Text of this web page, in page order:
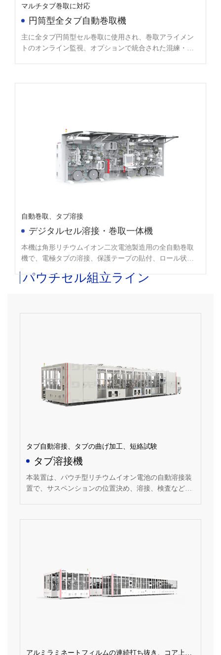
円筒型全タブ自動巻取機
トのオンライン監視、オプションで統合された混練・接
着機構、オプションでマルチタブ巻取（タブ曲げ・平坦
デジタルセル溶接・巻取一体機
本機は角形リチウムイオン二次電池製造用の全自動巻取
機で、電極タブの溶接、保護テープの貼付、ロール状の
正極・負極ウエハー及びダイアフラムの自動巻取を行
パウチセル組立ライン
タブ自動溶接、タブの曲げ加工、短絡試験
タブ溶接機
本装置は、パウチ型リチウムイオン電池の自動溶接装
置で、サスペンションの位置決め、溶接、検査などの
アルミラミネートフィルムの連続打ち抜き、コア上面